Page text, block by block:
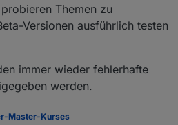
Themen zu
Versionen ausführlich testen
immer wieder fehlerhafte
werden.
Master-Kurses